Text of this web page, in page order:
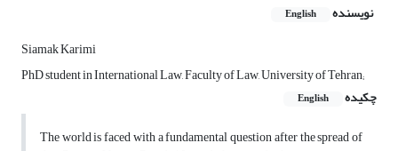
نویسنده English
Siamak Karimi
PhD student in International Law, Faculty of Law, University of Tehran;
چکیده
English
The world is faced with a fundamental question after the spread of